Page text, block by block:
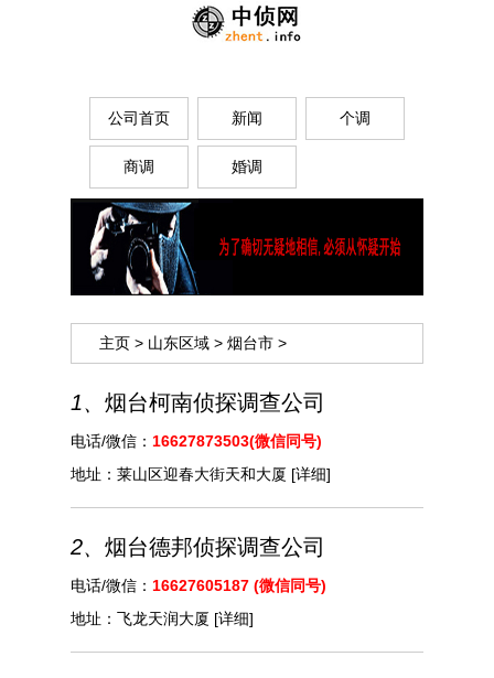
公司首页 新闻 个调
商调 婚调
主页 > 山东区域 > 烟台市 >
1、 烟台柯南侦探调查公司
电话/微信： 16627873503(微信同号)
地址： 莱山区迎春大街天和大厦 [详细]
2、 烟台德邦侦探调查公司
电话/微信： 16627605187 (微信同号)
地址： 飞龙天润大厦 [详细]